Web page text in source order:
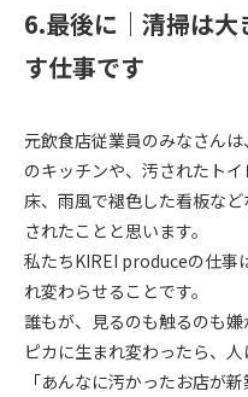
6.最後に｜清掃は
す仕事です
元飲食店従業員のみなさん
のキッチンや、汚されたト
床、雨風で褪色した看板な
されたことと思います。
私たちKIREI produceの仕事
れ変わらせることです。
誰もが、見るのも触るのも
ピカに生まれ変わったら、
「あんなに汚かったお店が